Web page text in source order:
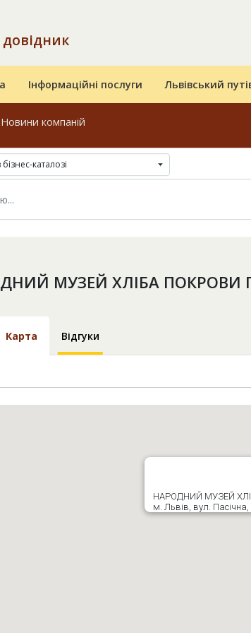
Інформаційні послуги Львівський
Новини компаній
каталозі
МУЗЕЙ ХЛІБА ПОКРОВИ
Карта Відгуки
НАРОДНИЙ МУЗЕЙ
м. Львів, вул. Пасічна,